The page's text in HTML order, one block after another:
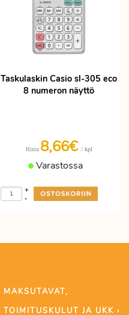
Taskulaskin Casio sl-305 eco
8 numeron näyttö
Hinta 8,66€ / kpl
Varastossa
-
+
MAKSUTAVAT,
TOIMITUSKULUT JA UKK ›